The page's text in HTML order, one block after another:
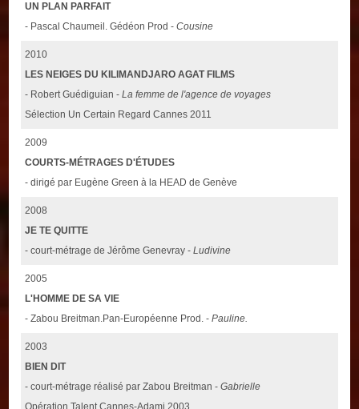
UN PLAN PARFAIT
- Pascal Chaumeil. Gédéon Prod -Cousine
2010
LES NEIGES DU KILIMANDJARO AGAT FILMS
- Robert Guédiguian -La femme de l'agence de voyages
Sélection Un Certain Regard Cannes 2011
2009
COURTS-MÉTRAGES D'ÉTUDES
- dirigé par Eugène Green à la HEAD de Genève
2008
JE TE QUITTE
- court-métrage de Jérôme Genevray -Ludivine
2005
L'HOMME DE SA VIE
- Zabou Breitman.Pan-Européenne Prod. -Pauline.
2003
BIEN DIT
- court-métrage réalisé par Zabou Breitman -Gabrielle
Opération Talent Cannes-Adami 2003.